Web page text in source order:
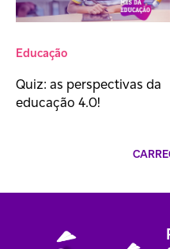
Educação
Quiz: as perspectivas da
educação 4.0!